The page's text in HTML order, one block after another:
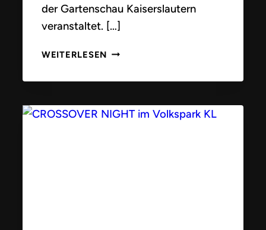
der Gartenschau Kaiserslautern
veranstaltet. […]
WEITERLESEN KONZERT